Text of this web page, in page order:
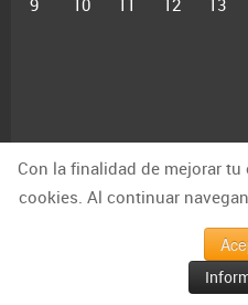
Con la finalidad de mejorar
cookies. Al continuar